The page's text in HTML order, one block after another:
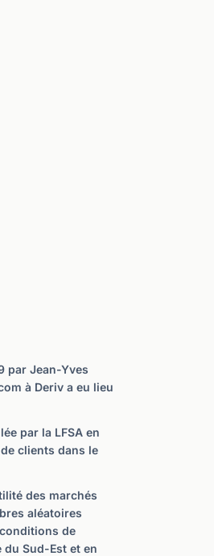
par Jean-Yves
à Deriv a eu lieu
par la LFSA en
clients dans le
des marchés
aléatoires
de
Sud-Est et en